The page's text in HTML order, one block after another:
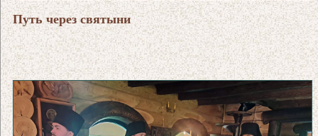
Путь через святыни